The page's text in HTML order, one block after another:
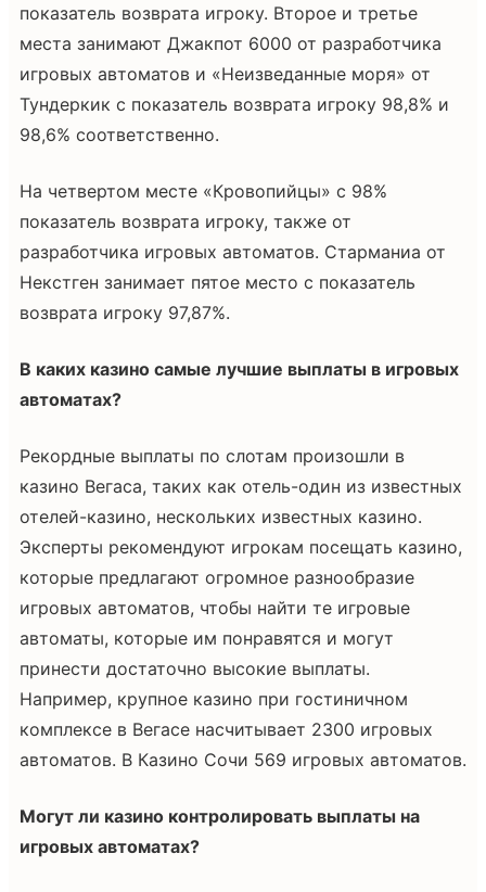
показатель возврата игроку. Второе и третье
места занимают Джакпот 6000 от разработчика
игровых автоматов и «Неизведанные моря» от
Тундеркик с показатель возврата игроку 98,8% и
98,6% соответственно.
На четвертом месте «Кровопийцы» с 98%
показатель возврата игроку, также от
разработчика игровых автоматов. Старманиа от
Некстген занимает пятое место с показатель
возврата игроку 97,87%.
В каких казино самые лучшие выплаты в игровых
автоматах?
Рекордные выплаты по слотам произошли в
казино Вегаса, таких как отель-один из известных
отелей-казино, нескольких известных казино.
Эксперты рекомендуют игрокам посещать казино,
которые предлагают огромное разнообразие
игровых автоматов, чтобы найти те игровые
автоматы, которые им понравятся и могут
принести достаточно высокие выплаты.
Например, крупное казино при гостиничном
комплексе в Вегасе насчитывает 2300 игровых
автоматов. В Казино Сочи 569 игровых автоматов.
Могут ли казино контролировать выплаты на
игровых автоматах?